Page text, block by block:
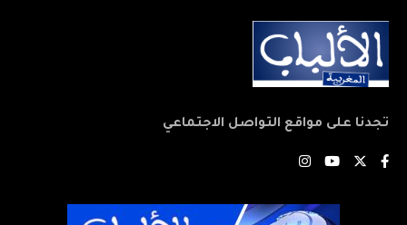
تجدنا على مواقع التواصل الاجتماعي